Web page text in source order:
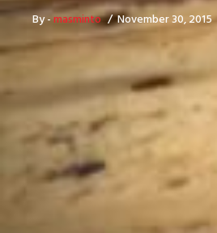
By -masminto November 30, 2015